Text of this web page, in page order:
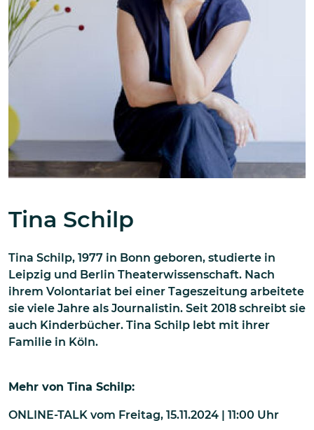
Tina Schilp
Tina Schilp, 1977 in Bonn geboren, studierte in
Leipzig und Berlin Theaterwissenschaft. Nach
ihrem Volontariat bei einer Tageszeitung arbeitete
sie viele Jahre als Journalistin. Seit 2018 schreibt sie
auch Kinderbücher. Tina Schilp lebt mit ihrer
Familie in Köln.
Mehr von Tina Schilp:
ONLINE-TALK vom Freitag, 15.11.2024 | 11:00 Uhr